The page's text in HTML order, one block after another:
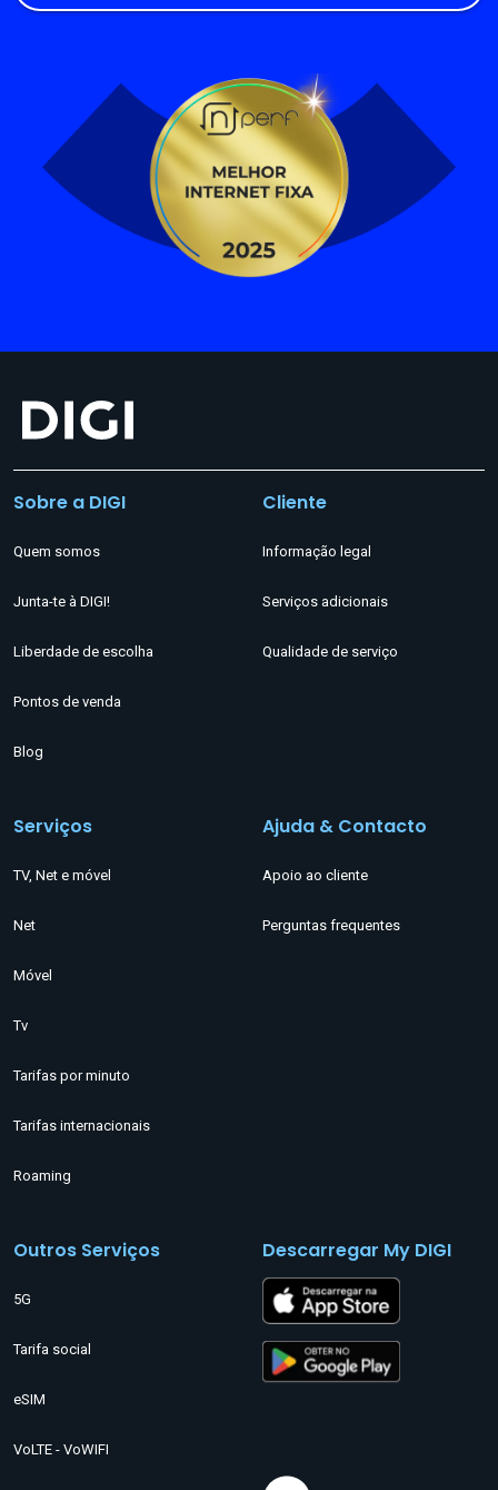
Sobre a DIGI
Quem somos
Junta-te à DIGI!
Liberdade de escolha
Pontos de venda
Blog
Cliente
Informação legal
Serviços adicionais
Qualidade de serviço
Serviços
TV, Net e móvel
Net
Móvel
Tv
Tarifas por minuto
Tarifas internacionais
Roaming
Ajuda & Contacto
Apoio ao cliente
Perguntas frequentes
Outros Serviços
5G
Tarifa social
eSIM
VoLTE - VoWIFI
Descarregar My DIGI